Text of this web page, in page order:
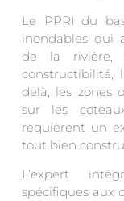
Le PPRI du
inondables qui
de la rivière,
constructibilité,
delà, les zones
sur les
requièrent un
tout bien
L’expert
spécifiques aux